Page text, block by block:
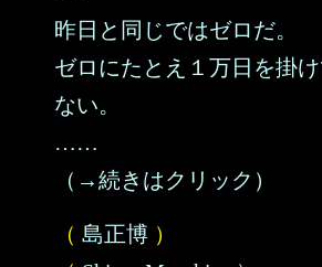
昨日と同じではゼロだ。
ゼロにたとえ１万日を掛
ない。
……
（→続きはクリック）
（ 島正博 ）